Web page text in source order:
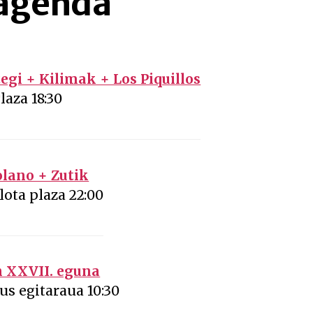
+ Kilimak + Los Piquillos
18:30
+ Zutik
plaza 22:00
XXVII. eguna
egitaraua 10:30